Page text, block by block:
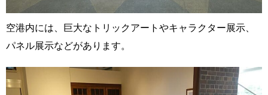
空港内には、巨大なトリックアートやキャラクター展示、
パネル展示などがあります。